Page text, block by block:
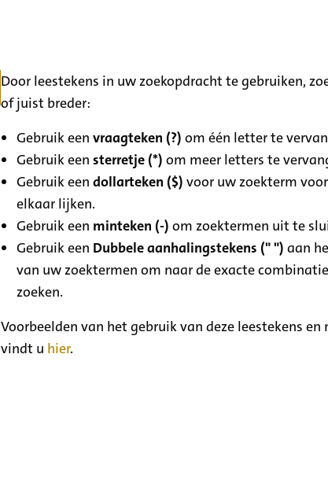
Door leestekens in uw zoekopdracht te gebruiken,
of juist breder:
Gebruik eenvraagteken (?) om één letter te
Gebruik eensterretje (*) om meer letters te
Gebruik eendollarteken ($) voor uw zoekterm
elkaar lijken.
Gebruik een minteken (-) om zoektermen uit te
Gebruik een Dubbele aanhalingstekens (" ") aan
van uw zoektermen om naar de exacte
zoeken.
Voorbeelden van het gebruik van deze leestekens en
vindt u hier.